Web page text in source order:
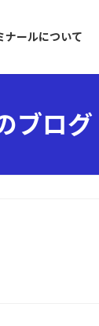
ナールについて
ブログ